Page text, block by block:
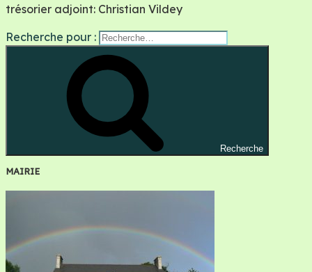
trésorier adjoint: Christian Vildey
Recherche pour :
Recherche
MAIRIE